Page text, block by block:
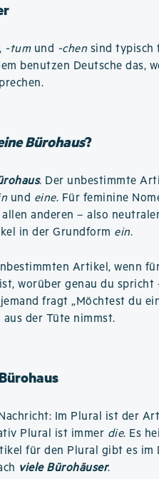
, -tumund -chen sind typisch
benutzen Deutsche das,
Bürohaus?
. Der unbestimmte
und eine. Für feminine
allen anderen – also
in der Grundform ein.
Artikel, wenn
worüber genau du
fragt „Möchtest du
der Tüte nimmst.
Im Plural ist der
Plural ist immer die. Es
für den Plural gibt es im
viele Bürohäuser.